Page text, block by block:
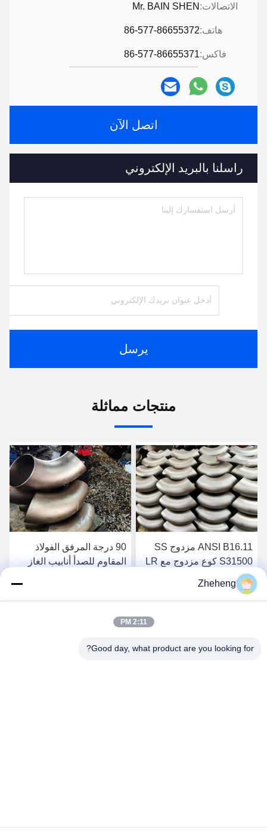
الاتصالات: Mr. BAIN SHEN
هاتف:86-577-86655372
فاكس:86-577-86655371
اتصل الآن
راسلنا بالبريد الإلكتروني
يرسل
منتجات مماثلة
ANSI B16.11 مزدوج SS
S31500 كوع مزدوج مع LR
Butt Weld 2 بوصة 90 درجة
احصل على افضل سعر
90 درجة المرفق الفولاذ
المقاوم للصدأ أنابيب الغاز
احصل على افضل سعر
Zheheng
2:11 PM
Good day, what product are you looking for?